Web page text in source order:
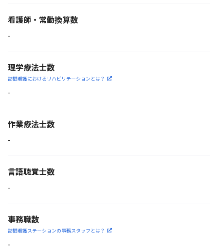
看護師・常勤換算数
-
理学療法士数
訪問看護におけるリハビリ テーションとは？
-
作業療法士数
-
言語聴覚士数
-
事務職数
訪問看護ステーションの事務スタッフとは？
-